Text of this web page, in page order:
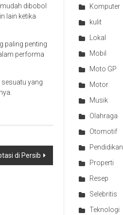
dibobol
lain ketika
paling penting
performa
sesuatu yang
di Persib
Komputer
kulit
Lokal
Mobil
Moto GP
Motor
Musik
Olahraga
Otomotif
Pendidikan
Properti
Resep
Selebritis
Teknologi